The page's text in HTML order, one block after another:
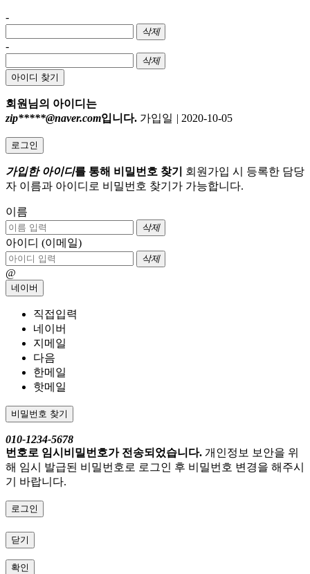
-
삭제
-
삭제
아이디 찾기
회원님의 아이디는
zip*****@naver.com입니다. 가입일 | 2020-10-05
로그인
가입한 아이디를 통해 비밀번호 찾기
회원가입 시 등록한 담당
자 이름과 아이디로 비밀번호 찾기가 가능합니다.
이름
삭제
아이디 (이메일)
삭제
@
네이버
직접입력
네이버
지메일
다음
한메일
핫메일
비밀번호 찾기
010-1234-5678
번호로 임시비밀번호가 전송되었습니다. 개인정보 보안을 위
해 임시 발급된 비밀번호로 로그인 후 비밀번호 변경을 해주시
기 바랍니다.
로그인
닫기
확인